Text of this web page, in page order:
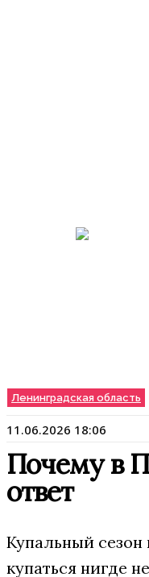
Ленинградская область
11.06.2026 18:06
Почему в
ответ
Купальный
купаться нигде